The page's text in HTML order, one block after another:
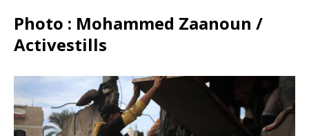
Photo : Mohammed Zaanoun /
Activestills